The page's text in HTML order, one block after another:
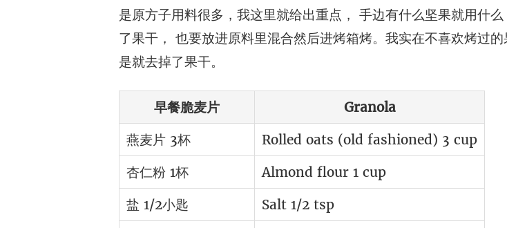
是原方子用料很多，我这里就给出重点， 手边有什么坚果就用什
了果干， 也要放进原料里混合然后进烤箱烤。我实在不喜欢烤过
是就去掉了果干。
早餐脆麦片
Granola
燕麦片 3杯
Rolled oats (old fashioned) 3 cup
杏仁粉 1杯
Almond flour 1 cup
盐 1/2小匙
Salt 1/2 tsp